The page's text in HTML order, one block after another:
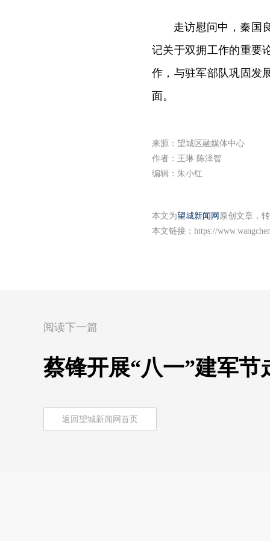
走访慰问中，秦国
记关于双拥工作的重要
作，与驻军部队巩固发
面。
来源：望城区融媒体中心
作者：王琳 陈泽智
编辑：朱小红
本文为望城新闻网 原创文章，
本文链接： https://
阅读下一篇
蔡锋开展“八一”建军节
返回望城新闻网首页